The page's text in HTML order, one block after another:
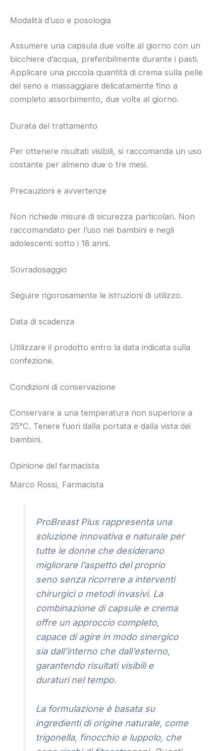
Modalità d’uso e posologia
Assumere una capsula due volte al giorno con un
bicchiere d’acqua, preferibilmente durante i pasti.
Applicare una piccola quantità di crema sulla pelle
del seno e massaggiare delicatamente fino a
completo assorbimento, due volte al giorno.
Durata del trattamento
Per ottenere risultati visibili, si raccomanda un uso
costante per almeno due o tre mesi.
Precauzioni e avvertenze
Non richiede misure di sicurezza particolari. Non
raccomandato per l’uso nei bambini e negli
adolescenti sotto i 18 anni.
Sovradosaggio
Seguire rigorosamente le istruzioni di utilizzo.
Data di scadenza
Utilizzare il prodotto entro la data indicata sulla
confezione.
Condizioni di conservazione
Conservare a una temperatura non superiore a
25°C. Tenere fuori dalla portata e dalla vista dei
bambini.
Opinione del farmacista
Marco Rossi, Farmacista
ProBreast Plus rappresenta una
soluzione innovativa e naturale per
tutte le donne che desiderano
migliorare l’aspetto del proprio
seno senza ricorrere a interventi
chirurgici o metodi invasivi. La
combinazione di capsule e crema
offre un approccio completo,
capace di agire in modo sinergico
sia dall’interno che dall’esterno,
garantendo risultati visibili e
duraturi nel tempo.
La formulazione è basata su
ingredienti di origine naturale, come
trigonella, finocchio e luppolo, che